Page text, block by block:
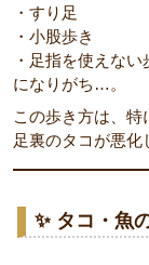
・すり足
・小股歩き
・足指を使えない
になりがち…。
この歩き方は、特
足裏のタコが悪
✨ タコ・魚